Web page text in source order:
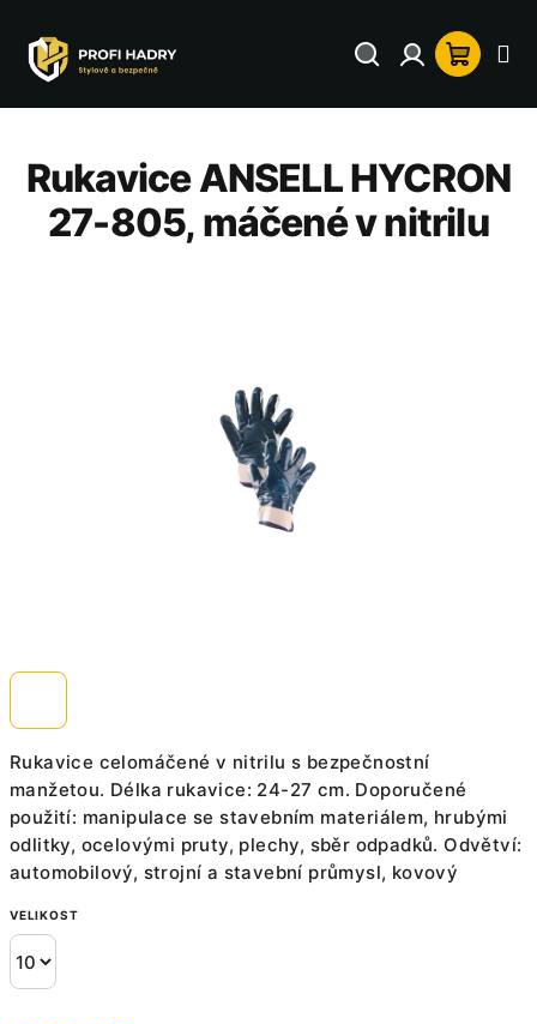
obsah
HledatPřihlášení
Rukavice celomáčené v nitrilu s bezpečnostní
manžetou. Délka rukavice: 24-27 cm. Doporučené
použití: manipulace se stavebním materiálem, hrubými
odlitky, ocelovými pruty, plechy, sběr odpadků. Odvětví:
automobilový, strojní a stavební průmysl, kovový
VELIKOST
Rukavice ANSELL HYCRON
27-805, máčené v nitrilu